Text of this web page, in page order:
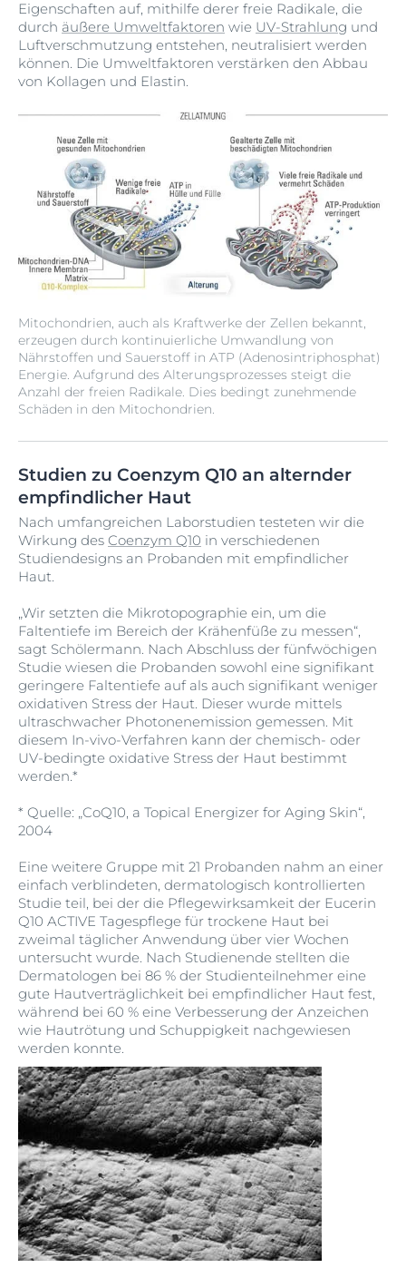
Eigenschaften auf, mithilfe derer freie Radikale, die
durch äußere Umweltfaktoren wie UV-Strahlung und
Luftverschmutzung entstehen, neutralisiert werden
können. Die Umweltfaktoren verstärken den Abbau
von Kollagen und Elastin.
Mitochondrien, auch als Kraftwerke der Zellen bekannt,
erzeugen durch kontinuierliche Umwandlung von
Nährstoffen und Sauerstoff in ATP (Adenosintriphosphat)
Energie. Aufgrund des Alterungsprozesses steigt die
Anzahl der freien Radikale. Dies bedingt zunehmende
Schäden in den Mitochondrien.
Studien zu Coenzym Q10 an alternder
empfindlicher Haut
Nach umfangreichen Laborstudien testeten wir die
Wirkung des Coenzym Q10 in verschiedenen
Studiendesigns an Probanden mit empfindlicher
Haut.
„Wir setzten die Mikrotopographie ein, um die
Faltentiefe im Bereich der Krähenfüße zu messen“,
sagt Schölermann. Nach Abschluss der fünfwöchigen
Studie wiesen die Probanden sowohl eine signifikant
geringere Faltentiefe auf als auch signifikant weniger
oxidativen Stress der Haut. Dieser wurde mittels
ultraschwacher Photonenemission gemessen. Mit
diesem In-vivo-Verfahren kann der chemisch- oder
UV-bedingte oxidative Stress der Haut bestimmt
werden.*
* Quelle: „CoQ10, a Topical Energizer for Aging Skin“,
2004
Eine weitere Gruppe mit 21 Probanden nahm an einer
einfach verblindeten, dermatologisch kontrollierten
Studie teil, bei der die Pflegewirksamkeit der Eucerin
Q10 ACTIVE Tagespflege für trockene Haut bei
zweimal täglicher Anwendung über vier Wochen
untersucht wurde. Nach Studienende stellten die
Dermatologen bei 86 % der Studienteilnehmer eine
gute Hautverträglichkeit bei empfindlicher Haut fest,
während bei 60 % eine Verbesserung der Anzeichen
wie Hautrötung und Schuppigkeit nachgewiesen
werden konnte.